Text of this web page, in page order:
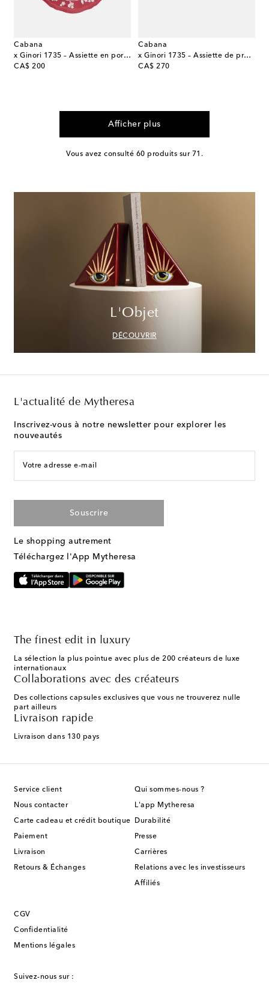
Cabana
x Ginori 1735 – Assiette en porcelaine à fleurs
CA$ 200
original price
Cabana
x Ginori 1735 – Assiette de présentation en porcelaine à fleurs
CA$ 270
original price
Afficher plus
Vous avez consulté 60 produits sur 71.
L'Objet
DÉCOUVRIR
L'actualité de Mytheresa
Inscrivez-vous à notre newsletter pour explorer les
nouveautés
Votre adresse e-mail
Souscrire
Le shopping autrement
Téléchargez l'App Mytheresa
The finest edit in luxury
La sélection la plus pointue avec plus de 200 créateurs de luxe
internationaux
Collaborations avec des créateurs
Des collections capsules exclusives que vous ne trouverez nulle
part ailleurs
Livraison rapide
Livraison dans 130 pays
Service client
Nous contacter
Carte cadeau et crédit boutique
Paiement
Livraison
Retours & Échanges
Qui sommes-nous ?
L'app Mytheresa
Durabilité
Presse
Carrières
Relations avec les investisseurs
Affiliés
CGV
Confidentialité
Mentions légales
Suivez-nous sur :